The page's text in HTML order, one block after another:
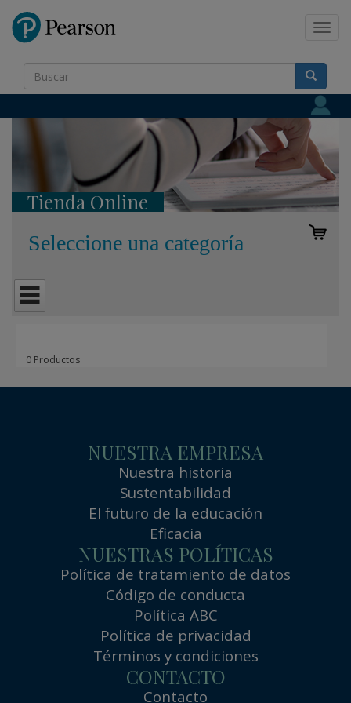
Tienda Online
Seleccione una categoría
0 Productos
NUESTRA EMPRESA
Nuestra historia
Sustentabilidad
El futuro de la educación
Eficacia
NUESTRAS POLÍTICAS
Política de tratamiento de datos
Código de conducta
Política ABC
Política de privacidad
Términos y condiciones
CONTACTO
Contacto